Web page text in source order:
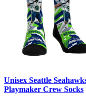
Unisex Seattle
Playmaker Crew Socks